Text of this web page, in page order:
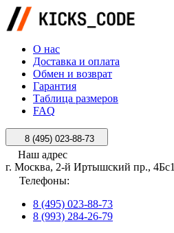
О нас
Доставка и оплата
Обмен и возврат
Гарантия
Таблица размеров
FAQ
8 (495) 023-88-73
Наш адрес
г. Москва, 2-й Иртышский пр., 4Бс1
Телефоны:
8 (495) 023-88-73
8 (993) 284-26-79